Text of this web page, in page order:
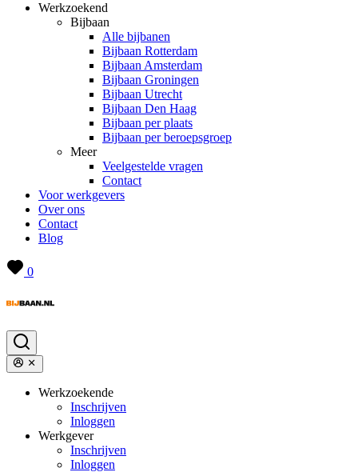
Werkzoekend
Bijbaan
Alle bijbanen
Bijbaan Rotterdam
Bijbaan Amsterdam
Bijbaan Groningen
Bijbaan Utrecht
Bijbaan Den Haag
Bijbaan per plaats
Bijbaan per beroepsgroep
Meer
Veelgestelde vragen
Contact
Voor werkgevers
Over ons
Contact
Blog
0
Werkzoekende
Inschrijven
Inloggen
Werkgever
Inschrijven
Inloggen